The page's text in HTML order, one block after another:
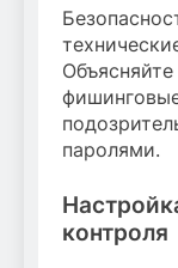
паролями.
контроля